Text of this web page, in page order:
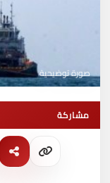
صورة توضيحية
مشاركة